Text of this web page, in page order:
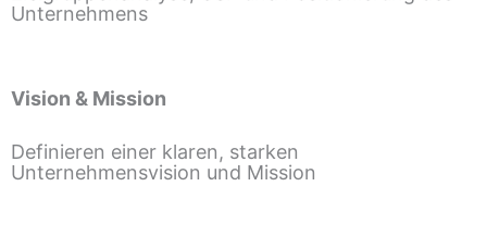
Unternehmens
Vision & Mission
Definieren einer klaren, starken
Unternehmensvision und Mission